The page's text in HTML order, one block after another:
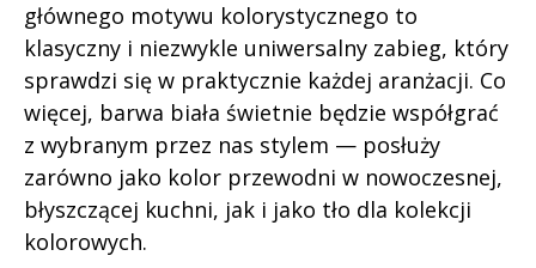
głównego motywu kolorystycznego to
klasyczny i niezwykle uniwersalny zabieg, który
sprawdzi się w praktycznie każdej aranżacji. Co
więcej, barwa biała świetnie będzie współgrać
z wybranym przez nas stylem — posłuży
zarówno jako kolor przewodni w nowoczesnej,
błyszczącej kuchni, jak i jako tło dla kolekcji
kolorowych.